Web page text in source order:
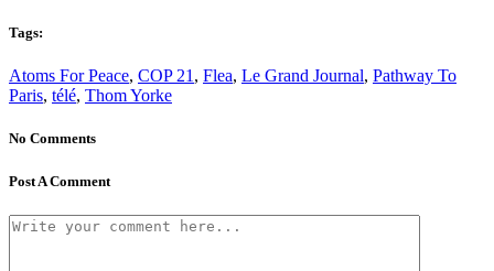
Tags:
Atoms For Peace, COP 21 , Flea, Le Grand Journal, Pathway To
Paris, télé, Thom Yorke
No Comments
Post A Comment